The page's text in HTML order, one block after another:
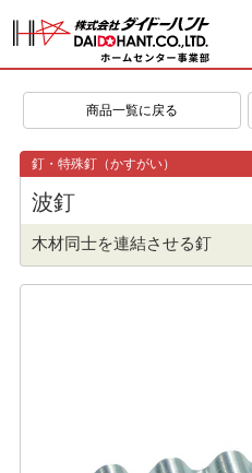
商品一覧に戻る
釘・特殊釘（かすがい）
波釘
木材同士を連結させる釘